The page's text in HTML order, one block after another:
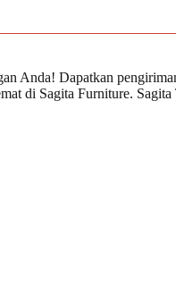
Anda! Dapatkan
di Sagita Furniture.